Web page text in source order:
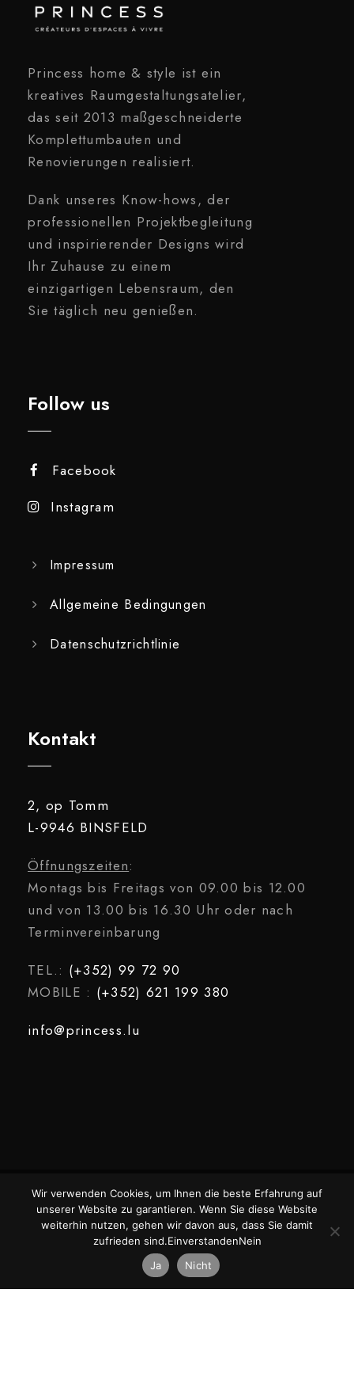
Princess home & style ist ein
kreatives Raumgestaltungsatelier,
das seit 2013 maßgeschneiderte
Komplettumbauten und
Renovierungen realisiert.
Dank unseres Know-hows, der
professionellen Projektbegleitung
und inspirierender Designs wird
Ihr Zuhause zu einem
einzigartigen Lebensraum, den
Sie täglich neu genießen.
Follow us
Facebook
Instagram
Impressum
Allgemeine Bedingungen
Datenschutzrichtlinie
Kontakt
2, op Tomm
L-9946 BINSFELD
Öffnungszeiten:
Montags bis Freitags von 09.00 bis 12.00
und von 13.00 bis 16.30 Uhr oder nach
Terminvereinbarung
TEL.: (+352) 99 72 90
MOBILE : (+352) 621 199 380
info@princess.lu
COPYRIGHT ©2025 PRINCESS. TOUS
DROITS RÉSERVÉS.
DESIGNED
BY
Wir verwenden Cookies, um Ihnen die beste Erfahrung auf
unserer Website zu garantieren. Wenn Sie diese Website
weiterhin nutzen, gehen wir davon aus, dass Sie damit
zufrieden sind.EinverstandenNein
Ja
Nicht